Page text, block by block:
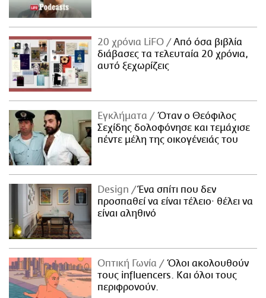
20 χρόνια LiFO
Από όσα βιβλία
διάβασες τα τελευταία 20 χρόνια,
αυτό ξεχωρίζεις
Εγκλήματα
Όταν ο Θεόφιλος
Σεχίδης δολοφόνησε και τεμάχισε
πέντε μέλη της οικογένειάς του
Design
Ένα σπίτι που δεν
προσπαθεί να είναι τέλειο· θέλει να
είναι αληθινό
Οπτική Γωνία
Όλοι ακολουθούν
τους influencers. Και όλοι τους
περιφρονούν.